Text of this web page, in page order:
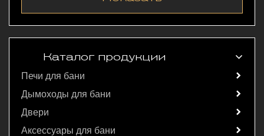
Каталог продукции
Печи для бани
Дымоходы для бани
Двери
Аксессуары для бани